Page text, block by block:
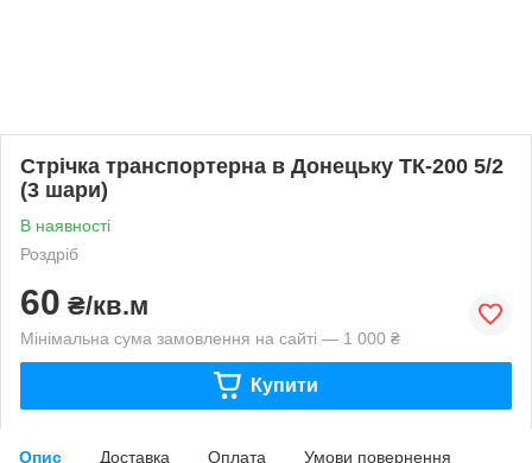
Стрічка транспортерна в Донецьку ТК-200 5/2
(3 шари)
В наявності
Роздріб
60 ₴/кв.м
Мінімальна сума замовлення на сайті — 1 000 ₴
Купити
Опис Доставка Оплата Умови повернення